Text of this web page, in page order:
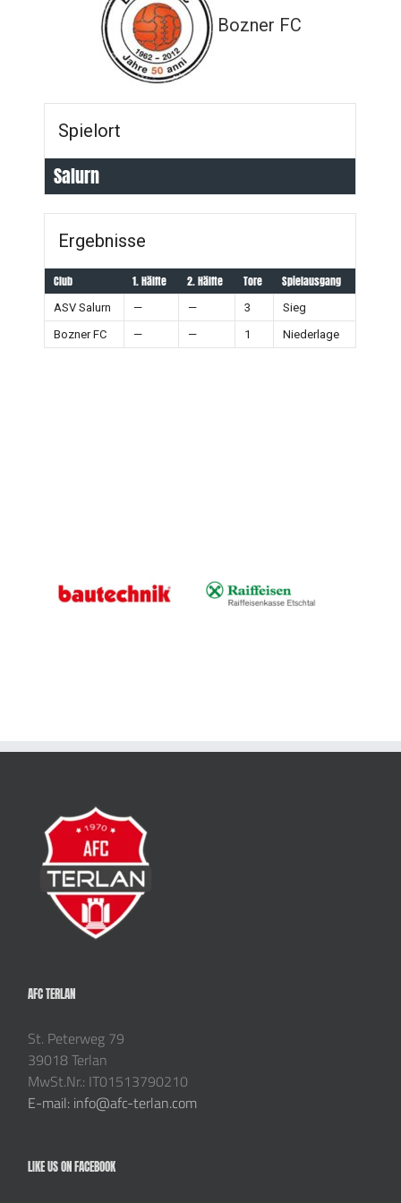
Bozner FC
Spielort
Salurn
Ergebnisse
Club 1. Hälfte 2. Hälfte Tore Spielausgang
ASV Salurn — — 3
Sieg
Bozner FC
— — 1 Niederlage
AFC TERLAN
St. Peterweg 79
39018 Terlan
MwSt.Nr.: IT01513790210
E-mail: info@afc-terlan.com
LIKE US ON FACEBOOK